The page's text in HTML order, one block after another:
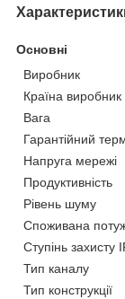
Основні
Виробник
Країна виробник
Вага
Гарантійний
Напруга мережі
Продуктивність
Рівень шуму
Споживана
Ступінь захисту
Тип каналу
Тип конструкції